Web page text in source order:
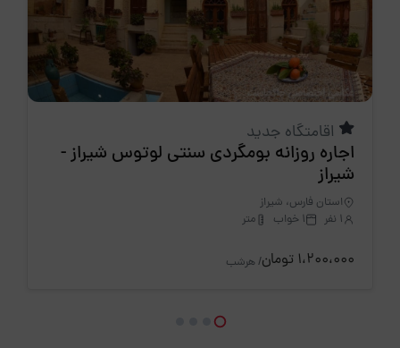
اقامتگاه جدید
اجاره روزانه بومگردی سنتی لوتوس شیراز -
شیراز
استان فارس، شیراز
1 نفر
1 خواب متر
1،200،000 تومان / هرشب